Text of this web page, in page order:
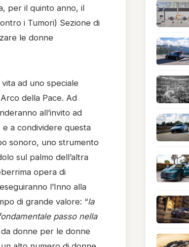
per il quinto anno, il
i Tumori) Sezione di
le donne
ad uno speciale
della Pace. Ad
all’invito ad
a condividere questa
sonoro, uno strumento
sul palmo dell’altra
opera di
l’Inno alla
di grande valore: “la
passo nella
donne per le donne